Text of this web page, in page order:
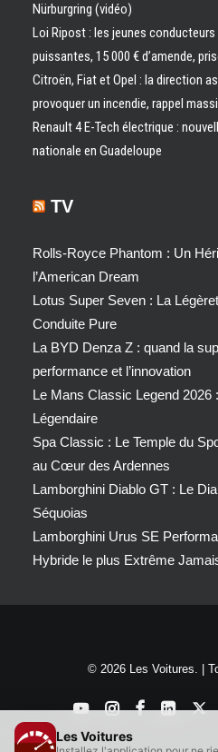
Nürburgring (vidéo)
Loi Ripost : les jeunes
puissantes, 15 000 € d’amende,
Citroën, Fiat et Opel : la direction
provoquer un incendie, rappel
Renault 4 E-Tech électrique :
nationale en Guadeloupe
TV
Rolls-Royce Phantom : Un
l’American Dream
Lotus Super Seven : La
Conduite Pure
La BYD Denza Z : quand la
performance et l’innovation
Le Mans Classic Legend 2026
Légendaire
Spa Classic : Le Temple du
au Cœur des Ardennes
Lamborghini Diablo GT : Le
Séquoias
Lamborghini Urus SE
Hybride le plus Extrême
© 2026 Les Voitures. |
Les Voitures